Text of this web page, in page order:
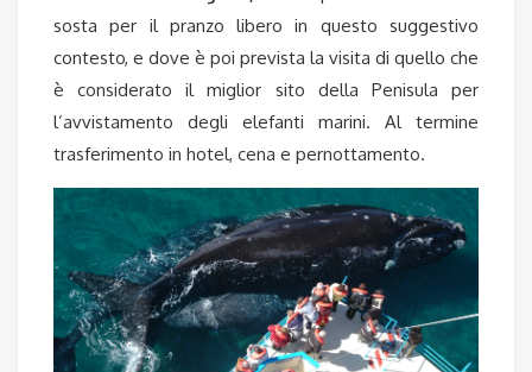
sosta per il pranzo liberoin questo suggestivo
contesto, e dove è poi prevista la visita di quello che
è considerato il miglior sito della Penisula per
l’avvistamento degli elefanti marini. Al termine
trasferimento in hotel, cena e pernottamento.